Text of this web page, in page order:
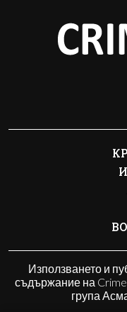
Използването и
съдържание на
група